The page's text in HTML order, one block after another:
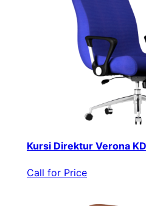
Kursi Direktur Verona
Call for Price